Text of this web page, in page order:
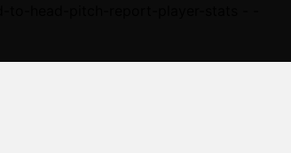
to-head-pitch-report-player-stats - -